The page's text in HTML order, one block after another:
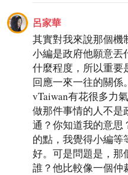
呂家華
其實對我來說那個機
小編是政府他願意丟
什麼程度，所以重要
回應一來一往的關係
vTaiwan有花很多力
做那件事情的人不是
通？你知道我的意思
的點，我覺得小編等
好。可是問題是，那
誰？他比較像一個仲